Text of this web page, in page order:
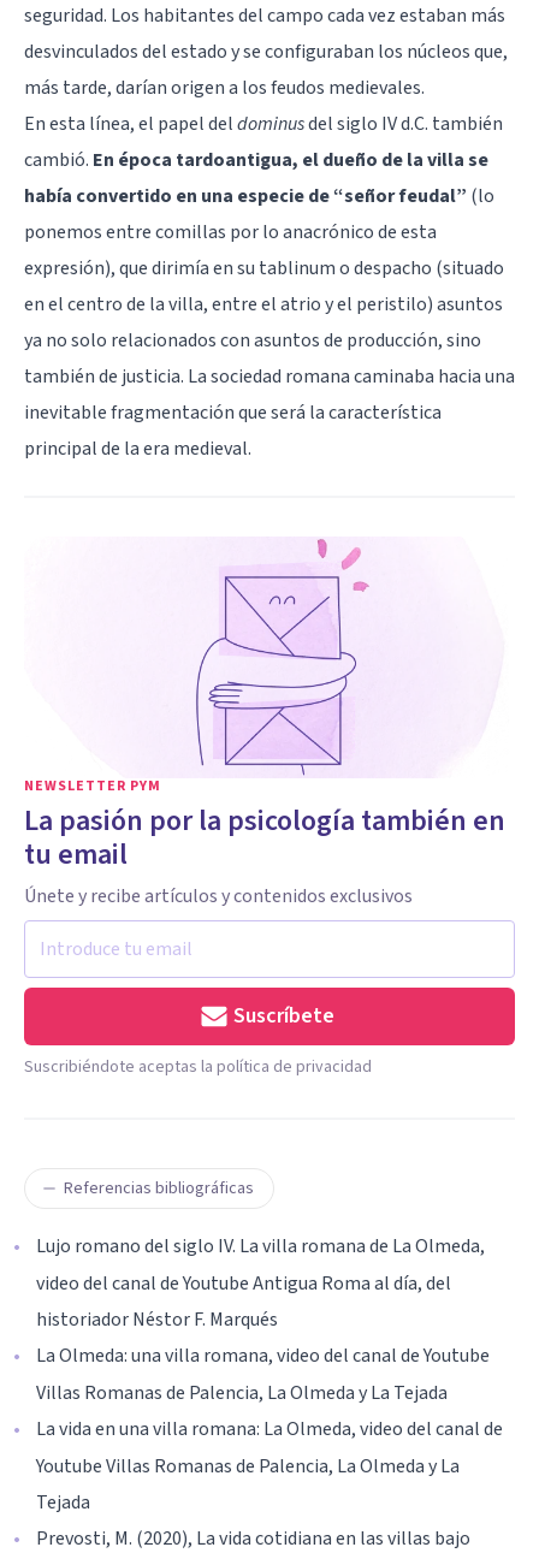
seguridad. Los habitantes del campo cada vez estaban más
desvinculados del estado y se configuraban los núcleos que,
más tarde, darían origen a los feudos medievales.
En esta línea, el papel deldominusdel siglo IV d.C. también
cambió. En época tardoantigua, el dueño de la villa se
había convertido en una especie de “señor feudal” (lo
ponemos entre comillas por lo anacrónico de esta
expresión), que dirimía en su tablinum o despacho (situado
en el centro de la villa, entre el atrio y el peristilo) asuntos
ya no solo relacionados con asuntos de producción, sino
también de justicia. La sociedad romana caminaba hacia una
inevitable fragmentación que será la característica
principal de la era medieval.
NEWSLETTER PYM
La pasión por la psicología también en
tu email
Únete y recibe artículos y contenidos exclusivos
Suscríbete
Suscribiéndote aceptas la política de privacidad
Referencias bibliográficas
Lujo romano del siglo IV. La villa romana de La Olmeda,
video del canal de Youtube Antigua Roma al día, del
historiador Néstor F. Marqués
La Olmeda: una villa romana, video del canal de Youtube
Villas Romanas de Palencia, La Olmeda y La Tejada
La vida en una villa romana: La Olmeda, video del canal de
Youtube Villas Romanas de Palencia, La Olmeda y La
Tejada
Prevosti, M. (2020), La vida cotidiana en las villas bajo